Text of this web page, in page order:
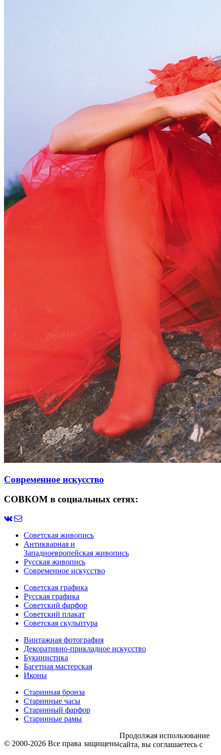
Современное искусство
СОВКОМ в социальных сетях:
Советская живопись
Антикварная и
Западноевропейская живопись
Русская живопись
Современное искусство
Советская графика
Русская графика
Советский фарфор
Советский плакат
Советская скульптура
Винтажная фотография
Декоративно-прикладное искусство
Букинистика
Багетная мастерская
Иконы
Старинная бронза
Старинные часы
Старинный фарфор
Старинные рамы
© 2000-2026 Все права защищены
Продолжая использование
сайта, вы соглашаетесь с